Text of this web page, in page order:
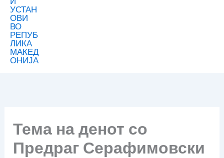
Тема на денот со
Предраг Серафимовски